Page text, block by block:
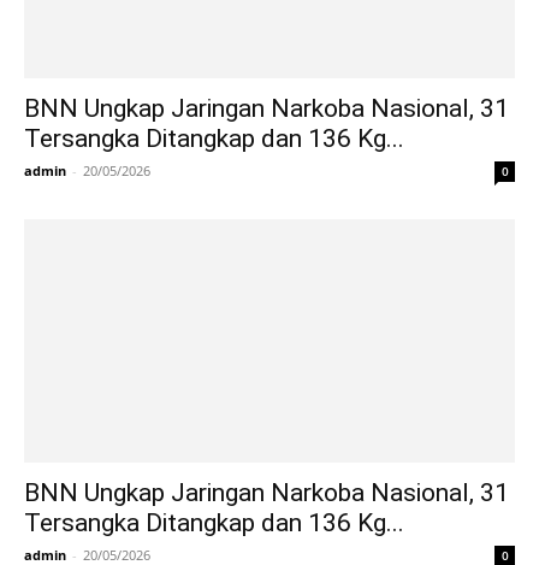
BNN Ungkap Jaringan Narkoba Nasional, 31
Tersangka Ditangkap dan 136 Kg...
admin - 20/05/2026 0
BNN Ungkap Jaringan Narkoba Nasional, 31
Tersangka Ditangkap dan 136 Kg...
admin - 20/05/2026 0